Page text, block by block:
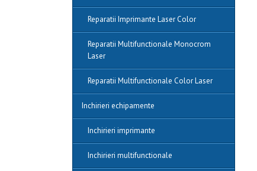
Reparatii Imprimante Laser Color
Reparatii Multifunctionale Monocrom
Laser
Reparatii Multifunctionale Color Laser
Inchirieri echipamente
Inchirieri imprimante
Inchirieri multifunctionale